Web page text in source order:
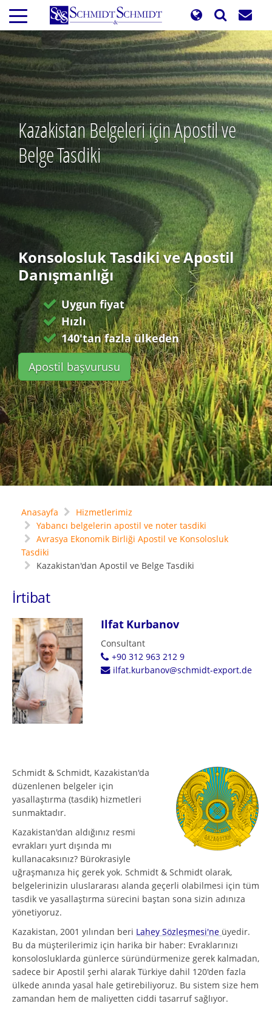
Ana
içeriğe
atla
Kazakistan Belgeleri için Apostil ve
Belge Tasdiki
Konsolosluk Tasdiki ve Apostil
Danışmanlığı
Uygun fiyat
Hızlı
140'tan fazla ülkeden
Apostil başvurusu
Anasayfa
Hizmetlerimiz
Yabancı belgelerin apostil ve noter tasdiki
Avrasya Ekonomik Birliği Apostil ve Konsolosluk
Tasdiki
Kazakistan'dan Apostil ve Belge Tasdiki
İrtibat
Ilfat Kurbanov
Consultant
+90 312 963 212 9
ilfat.kurbanov@schmidt-export.de
Schmidt & Schmidt, Kazakistan'da
düzenlenen belgeler için
yasallaştırma (tasdik) hizmetleri
sunmaktadır.
Kazakistan'dan aldığınız resmi
evrakları yurt dışında mı
kullanacaksınız? Bürokrasiyle
uğraşmanıza hiç gerek yok. Schmidt & Schmidt olarak,
belgelerinizin uluslararası alanda geçerli olabilmesi için tüm
tasdik ve yasallaştırma sürecini baştan sona sizin adınıza
yönetiyoruz.
Kazakistan, 2001 yılından beri Lahey Sözleşmesi'ne üyedir.
Bu da müşterilerimiz için harika bir haber: Evraklarınızı
konsolosluklarda günlerce süründürmenize gerek kalmadan,
sadece bir Apostil şerhi alarak Türkiye dahil 120'den fazla
ülkede anında yasal hale getirebiliyoruz. Bu sistem size hem
zamandan hem de maliyetten ciddi tasarruf sağlıyor.